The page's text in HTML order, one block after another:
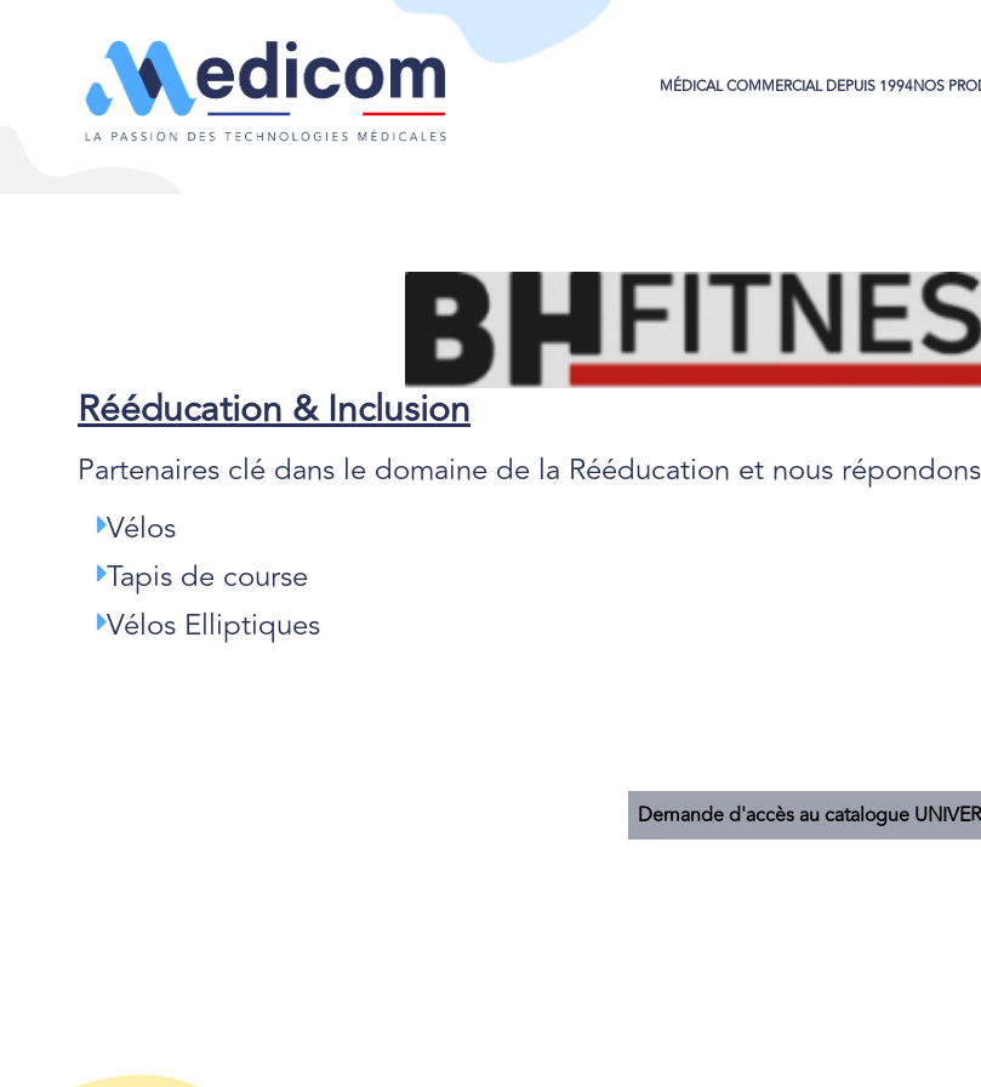
MÉDICAL COMMERCIAL DEPUIS 1994NOS
Rééducation & Inclusion
Partenaires clé dans le domaine de la Rééducation et nous
Vélos
Tapis de course
Vélos Elliptiques
Demande d'accès au catalogue